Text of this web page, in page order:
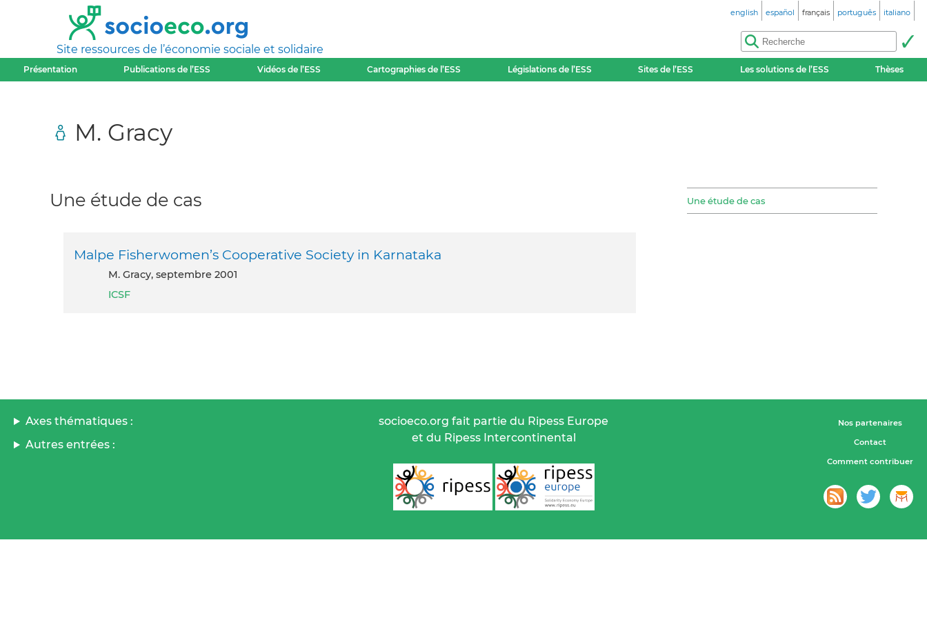
Site ressources de l’économie sociale et solidaire
english español français português italiano
Présentation Publications de l’ESS Vidéos de l’ESS Cartographies de l’ESS Législations de l’ESS Sites de l’ESS Les solutions de l’ESS Thèses
M. Gracy
Une étude de cas
Une étude de cas
Malpe Fisherwomen’s Cooperative Society in Karnataka
M. Gracy, septembre 2001
ICSF
Axes thématiques :
Autres entrées :
socioeco.org fait partie du Ripess Europe
et du Ripess Intercontinental
Nos partenaires
Contact
Comment contribuer